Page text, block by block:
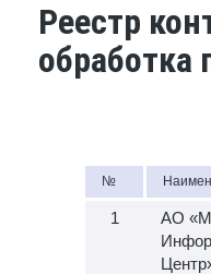
Реестр
№
АО